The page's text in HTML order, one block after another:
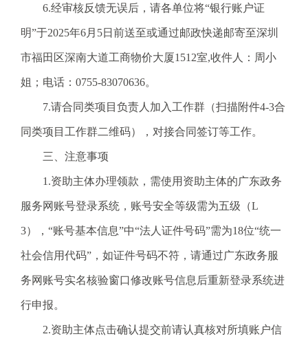
6.经审核反馈无误后，请各单位将“银行账户证
明”于2025年6月5日前送至或通过邮政快递邮寄至深圳
市福田区深南大道工商物价大厦1512室,收件人：周小
姐；电话：0755-83070636。
7.请合同类项目负责人加入工作群（扫描附件4-3合
同类项目工作群二维码），对接合同签订等工作。
三、注意事项
1.资助主体办理领款，需使用资助主体的广东政务
服务网账号登录系统，账号安全等级需为五级（L
3），“账号基本信息”中“法人证件号码”需为18位“统一
社会信用代码”，如证件号码不符，请通过广东政务服
务网账号实名核验窗口修改账号信息后重新登录系统进
行申报。
2.资助主体点击确认提交前请认真核对所填账户信